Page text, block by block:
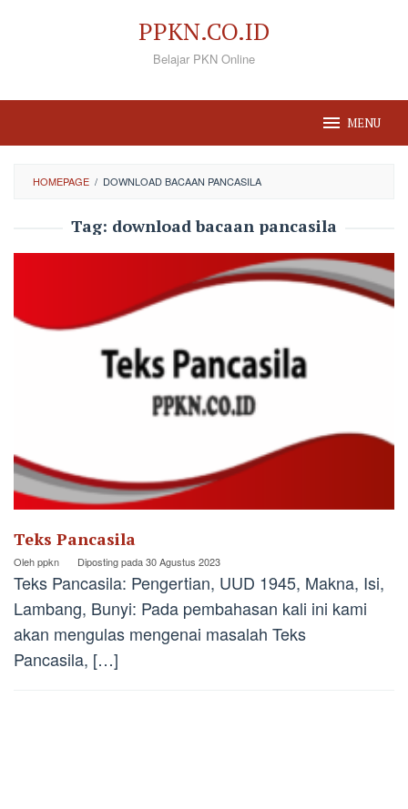
PPKN.CO.ID
Belajar PKN Online
MENU
HOMEPAGE / DOWNLOAD BACAAN PANCASILA
Tag: download bacaan pancasila
Teks Pancasila
Olehppkn Diposting pada30 Agustus 2023
Teks Pancasila: Pengertian, UUD 1945, Makna, Isi,
Lambang, Bunyi: Pada pembahasan kali ini kami
akan mengulas mengenai masalah Teks
Pancasila, […]